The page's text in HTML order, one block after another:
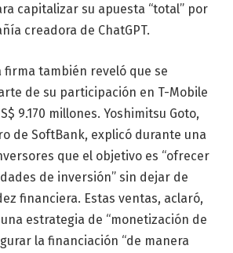
capitalizar su apuesta “total” por
creadora de ChatGPT.
firma también reveló que se
de su participación en T-Mobile
9.170 millones. Yoshimitsu Goto,
de SoftBank, explicó durante una
que el objetivo es “ofrecer
de inversión” sin dejar de
financiera. Estas ventas, aclaró,
estrategia de “monetización de
la financiación “de manera